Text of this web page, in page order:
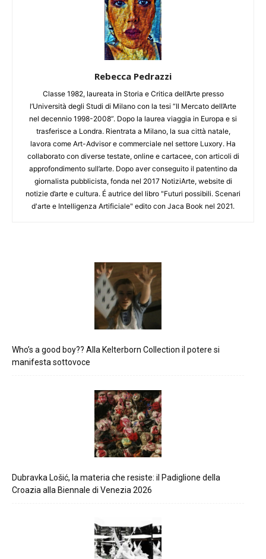
Rebecca Pedrazzi
Classe 1982, laureata in Storia e Critica dell’Arte presso
l’Università degli Studi di Milano con la tesi “Il Mercato dell’Arte
nel decennio 1998-2008”. Dopo la laurea viaggia in Europa e si
trasferisce a Londra. Rientrata a Milano, la sua città natale,
lavora come Art-Advisor e commerciale nel settore Luxory. Ha
collaborato con diverse testate, online e cartacee, con articoli di
approfondimento sull’arte. Dopo aver conseguito il patentino da
giornalista pubblicista, fonda nel 2017 NotiziArte, website di
notizie d’arte e cultura. É autrice del libro "Futuri possibili. Scenari
d'arte e Intelligenza Artificiale" edito con Jaca Book nel 2021.
Who’s a good boy?? Alla Kelterborn Collection il potere si
manifesta sottovoce
Dubravka Lošić, la materia che resiste: il Padiglione della
Croazia alla Biennale di Venezia 2026